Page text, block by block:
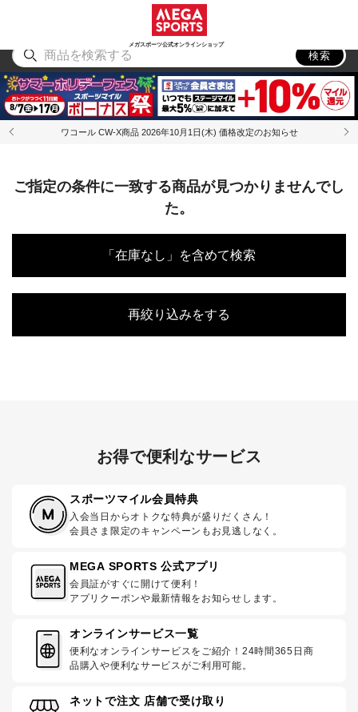
メガスポーツ公式オンラインショップ
アウトドア
検索
ワコール CW-X商品 2026年10月1日(木) 価格改定のお知らせ
ご指定の条件に一致する商品が見つかりませんでし
た。
「在庫なし」を含めて検索
再絞り込みをする
お得で便利なサービス
スポーツマイル会員特典
入会当日からオトクな特典が盛りだくさん！
会員さま限定のキャンペーンもお見逃しなく。
MEGA SPORTS 公式アプリ
会員証がすぐに開けて便利！
アプリクーポンや最新情報をお知らせします。
オンラインサービス一覧
便利なオンラインサービスをご紹介！24時間365日商
品購入や便利なサービスがご利用可能。
ネットで注文 店舗で受け取り